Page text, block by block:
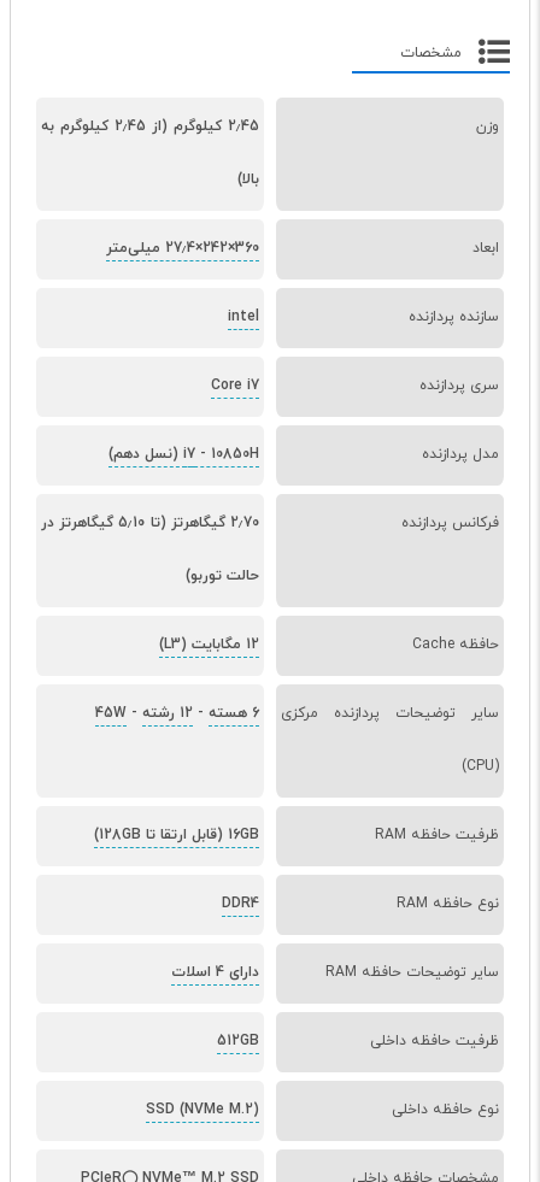
مشخصات
وزن 2٫45 کیلوگرم (از 2٫45 کیلوگرم به
بالا)
ابعاد 360×242×27٫4 میلی‌متر
سازنده پردازنده intel
سری پردازنده Core i7
مدل پردازنده i7 - 10850H (نسل دهم)
فرکانس پردازنده 2٫70 گیگاهرتز (تا 5٫10 گیگاهرتز در
حالت توربو)
حافظه Cache 12 مگابایت (L3)
سایر توضیحات پردازنده مرکزی
(CPU)
6 هسته - 12 رشته -
45W
ظرفیت حافظه RAM 16GB (قابل ارتقا تا 128GB)
نوع حافظه RAM DDR4
سایر توضیحات حافظه RAM دارای 4 اسلات
ظرفیت حافظه داخلی 512GB
نوع حافظه داخلی SSD (NVMe M.2)